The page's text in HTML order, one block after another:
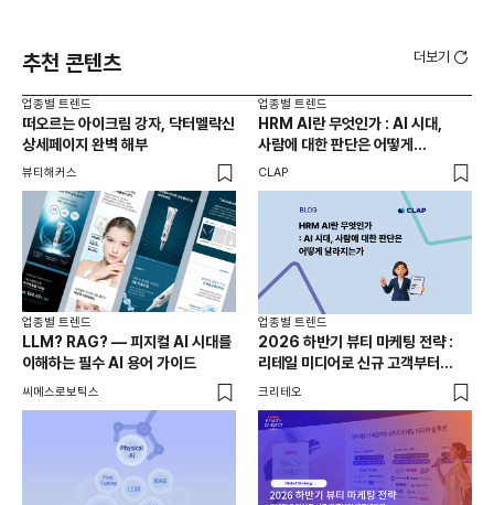
추천 콘텐츠 더보기
업종별 트렌드
떠오르는 아이크림 강자, 닥터멜락신
상세페이지 완벽 해부
뷰티해커스
업종별 트렌드
HRM AI란 무엇인가 : AI 시대,
사람에 대한 판단은 어떻게
달라지는가
CLAP
업종별 트렌드
LLM? RAG? — 피지컬 AI 시대를
이해하는 필수 AI 용어 가이드
씨메스로보틱스
업종별 트렌드
2026 하반기 뷰티 마케팅 전략 :
리테일 미디어로 신규 고객부터
재구매까지
크리테오